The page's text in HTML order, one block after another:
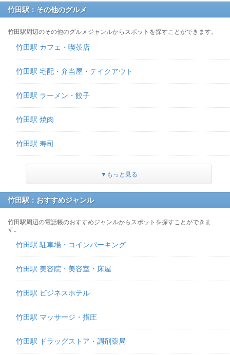
竹田駅：その他のグルメ
竹田駅周辺のその他のグルメジャンルからスポットを探すことができます。
竹田駅 カフェ・喫茶店
竹田駅 宅配・弁当屋・テイクアウト
竹田駅 ラーメン・餃子
竹田駅 焼肉
竹田駅 寿司
▼もっと見る
竹田駅：おすすめジャンル
竹田駅周辺の電話帳のおすすめジャンルからスポットを探すことができま
す。
竹田駅 駐車場・コインパーキング
竹田駅 美容院・美容室・床屋
竹田駅 ビジネスホテル
竹田駅 マッサージ・指圧
竹田駅 ドラッグストア・調剤薬局